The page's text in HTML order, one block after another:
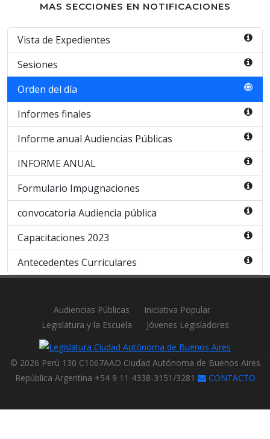
MAS SECCIONES EN NOTIFICACIONES
Vista de Expedientes
Sesiones
Orden del día
Informes finales
Informe anual Audiencias Públicas
INFORME ANUAL
Formulario Impugnaciones
convocatoria Audiencia pública
Capacitaciones 2023
Antecedentes Curriculares
Audiencias Públicas
Iniciativa Popular
Legislatura y la Escuela
Jóvenes Legisladores
© 2026 Perú 130 C1067AAD Ciudad Autónoma de Buenos Aires
República Argentina +54 9 11 4338-3151/3281
CONTACTO